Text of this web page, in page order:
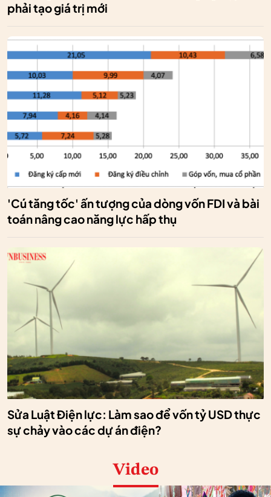
phải tạo giá trị mới
'Cú tăng tốc' ấn tượng của dòng vốn FDI và bài
toán nâng cao năng lực hấp thụ
Sửa Luật Điện lực: Làm sao để vốn tỷ USD thực
sự chảy vào các dự án điện?
Video